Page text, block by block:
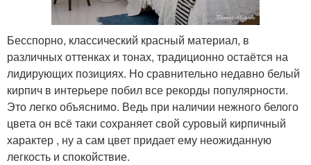
Бесспорно, классический красный материал, в
различных оттенках и тонах, традиционно остаётся на
лидирующих позициях. Но сравнительно недавно белый
кирпич в интерьере побил все рекорды популярности.
Это легко объяснимо. Ведь при наличии нежного белого
цвета он всё таки сохраняет свой суровый кирпичный
характер , ну а сам цвет придает ему неожиданную
легкость и спокойствие.